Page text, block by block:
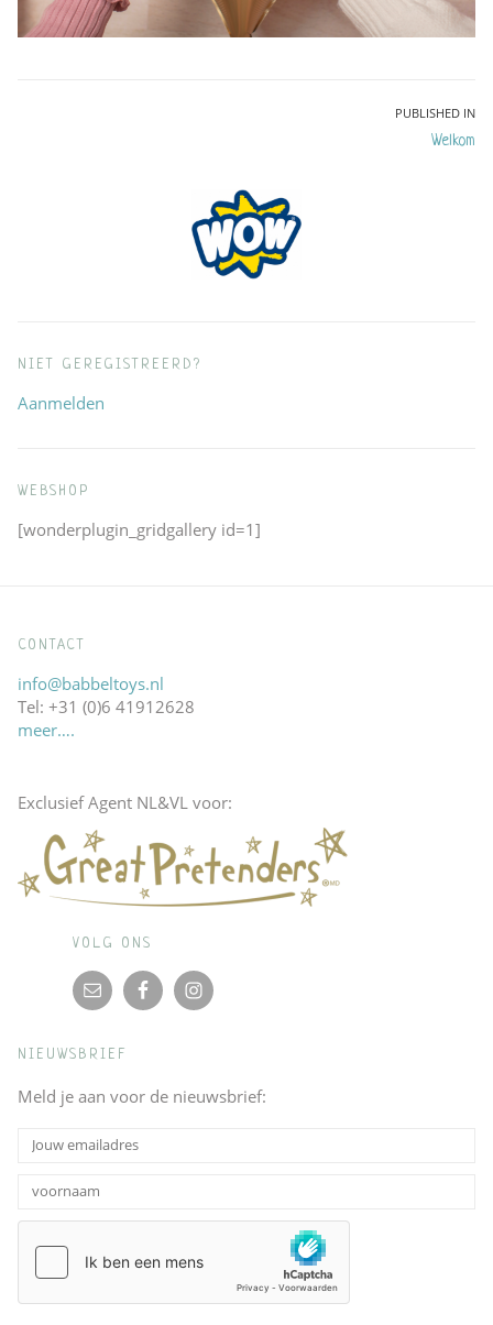
PUBLISHED IN
Welkom
NIET GEREGISTREERD?
Aanmelden
WEBSHOP
[wonderplugin_gridgallery id=1]
CONTACT
info@babbeltoys.nl
Tel: +31 (0)6 41912628
meer….
Exclusief Agent NL&VL voor:
VOLG ONS
NIEUWSBRIEF
Meld je aan voor de nieuwsbrief: